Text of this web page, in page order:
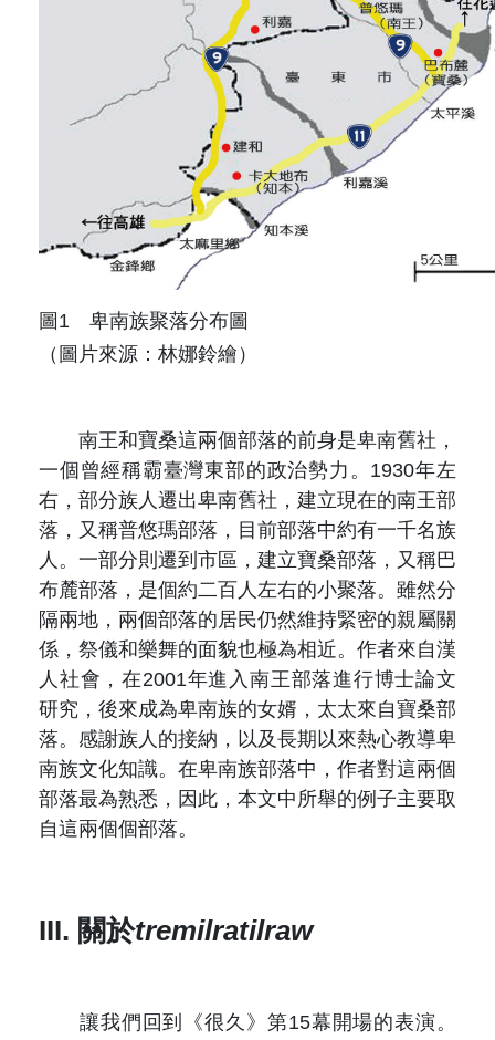
圖1 卑南族聚落分布圖
（圖片來源：林娜鈴繪）
南王和寶桑這兩個部落的前身是卑南舊社，
一個曾經稱霸臺灣東部的政治勢力。1930年左
右，部分族人遷出卑南舊社，建立現在的南王部
落，又稱普悠瑪部落，目前部落中約有一千名族
人。一部分則遷到市區，建立寶桑部落，又稱巴
布麓部落，是個約二百人左右的小聚落。雖然分
隔兩地，兩個部落的居民仍然維持緊密的親屬關
係，祭儀和樂舞的面貌也極為相近。作者來自漢
人社會，在2001年進入南王部落進行博士論文
研究，後來成為卑南族的女婿，太太來自寶桑部
落。感謝族人的接納，以及長期以來熱心教導卑
南族文化知識。在卑南族部落中，作者對這兩個
部落最為熟悉，因此，本文中所舉的例子主要取
自這兩個個部落。
III. 關於tremilratilraw
讓我們回到《很久》第15幕開場的表演。